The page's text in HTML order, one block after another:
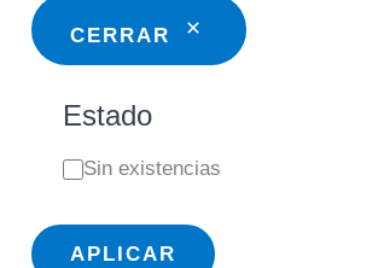
CERRAR
Estado
E Sin existencias
APLICAR